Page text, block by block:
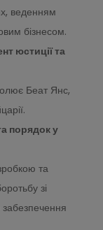
веденням
бізнесом.
юстиції та
Беат Янс,
порядок у
та
зі